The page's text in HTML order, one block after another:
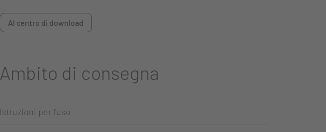
Al centro di download
Ambito di consegna
Istruzioni per l'uso